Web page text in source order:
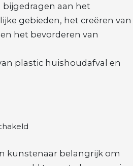
bijgedragen aan het
gebieden, het creëren van
het bevorderen van
plastic huishoudafval en
kunstenaar belangrijk om